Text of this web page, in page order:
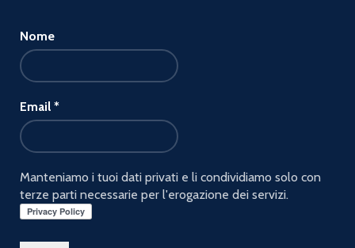
Nome
Email *
Manteniamo i tuoi dati privati e li condividiamo solo con
terze parti necessarie per l'erogazione dei servizi.